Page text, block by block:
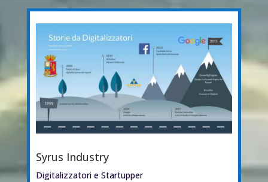
Syrus Industry
Digitalizzatori e Startupper